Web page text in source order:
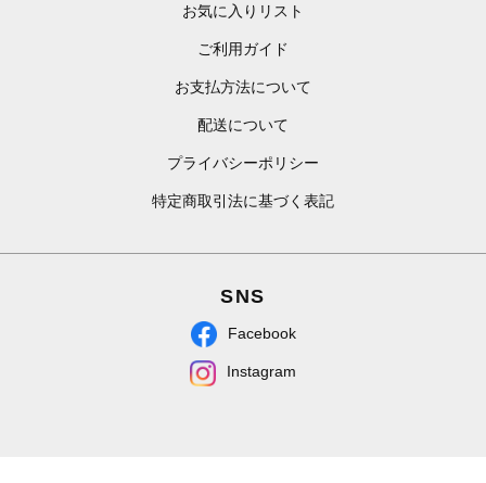
お気に入りリスト
ご利用ガイド
お支払方法について
配送について
プライバシーポリシー
特定商取引法に基づく表記
SNS
Facebook
Instagram